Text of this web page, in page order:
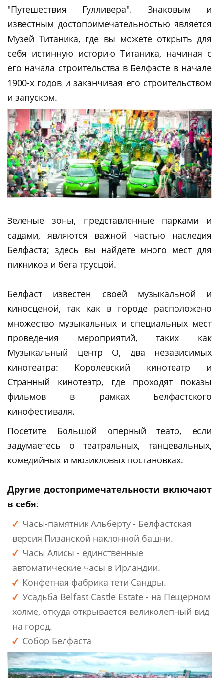
"Путешествия Гулливера". Знаковым и
известным достопримечательностью является
Музей Титаника, где вы можете открыть для
себя истинную историю Титаника, начиная с
его начала строительства в Белфасте в начале
1900-х годов и заканчивая его строительством
и запуском.
Зеленые зоны, представленные парками и
садами, являются важной частью наследия
Белфаста; здесь вы найдете много мест для
пикников и бега трусцой.
Белфаст известен своей музыкальной и
киносценой, так как в городе расположено
множество музыкальных и специальных мест
проведения мероприятий, таких как
Музыкальный центр О, два независимых
кинотеатра: Королевский кинотеатр и
Странный кинотеатр, где проходят показы
фильмов в рамках Белфастского
кинофестиваля.
Посетите Большой оперный театр, если
задумаетесь о театральных, танцевальных,
комедийных и мюзикловых постановках.
Другие достопримечательности включают
в себя:
Часы-памятник Альберту - Белфастская
версия Пизанской наклонной башни.
Часы Алисы - единственные
автоматические часы в Ирландии.
Конфетная фабрика тети Сандры.
Усадьба Belfast Castle Estate - на Пещерном
холме, откуда открывается великолепный вид
на город.
Собор Белфаста